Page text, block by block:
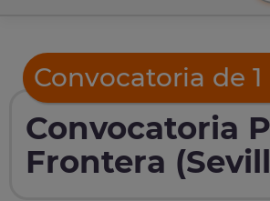
Convocatoria de 1
Convocatoria
Frontera